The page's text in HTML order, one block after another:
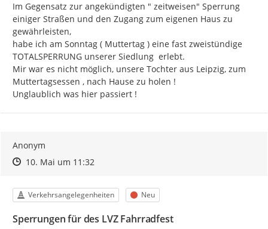
Im Gegensatz zur angekündigten " zeitweisen" Sperrung
einiger Straßen und den Zugang zum eigenen Haus zu
gewährleisten,
habe ich am Sonntag ( Muttertag ) eine fast zweistündige
TOTALSPERRUNG unserer Siedlung  erlebt.
Mir war es nicht möglich, unsere Tochter aus Leipzig, zum
Muttertagsessen , nach Hause zu holen !
Unglaublich was hier passiert !
Anonym
Zeitpunkt des Erstellens
Zeitpunkt des Erstellens
10. Mai um 11:32Zur Äußerung
Kategorie
Verkehrsangelegenheiten Status
Neu
Sperrungen für des LVZ Fahrradfest